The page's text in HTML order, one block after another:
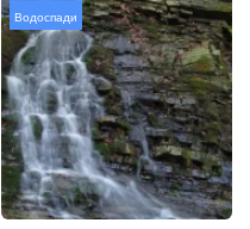
Водоспади